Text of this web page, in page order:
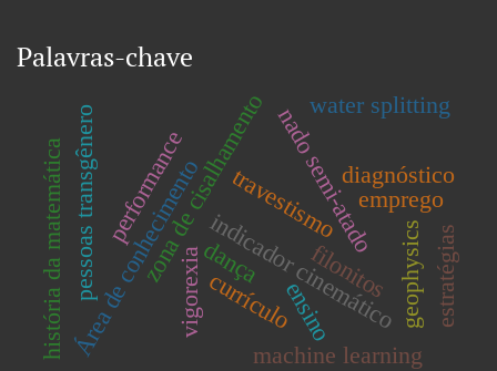
Palavras-chave
zona de cisalhamentoindicador cinemático
filonitos
dança
ensino
Área de conhecimento nado semi-atado
performance diagnóstico
machine learning
geophysics
pessoas transgênero travestismo
currículo
história da matemática
water splitting
emprego
vigorexia estratégias